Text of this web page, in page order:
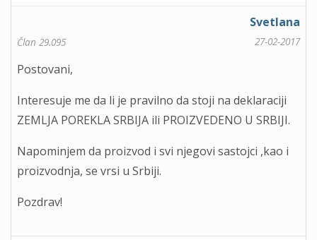
Svetlana
Član 29.095 27-02-2017
Postovani,
Interesuje me da li je pravilno da stoji na deklaraciji
ZEMLJA POREKLA SRBIJA ili PROIZVEDENO U SRBIJI.
Napominjem da proizvod i svi njegovi sastojci ,kao i
proizvodnja, se vrsi u Srbiji.
Pozdrav!